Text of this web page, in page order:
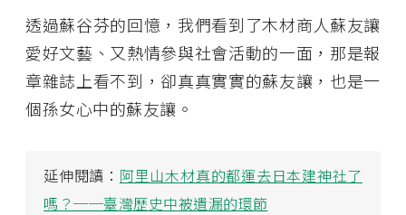
透過蘇谷芬的回憶，我們看到了木材商人蘇友讓
愛好文藝、又熱情參與社會活動的一面，那是報
章雜誌上看不到，卻真真實實的蘇友讓，也是一
個孫女心中的蘇友讓。
延伸閱讀： 阿里山木材真的都運去日本建神社了
嗎？──臺灣歷史中被遺漏的環節